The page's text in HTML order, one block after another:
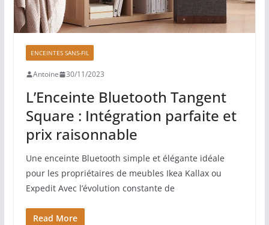
ENCEINTES SANS-FIL
Antoine 30/11/2023
L’Enceinte Bluetooth Tangent
Square : Intégration parfaite et
prix raisonnable
Une enceinte Bluetooth simple et élégante idéale
pour les propriétaires de meubles Ikea Kallax ou
Expedit Avec l’évolution constante de
Read More